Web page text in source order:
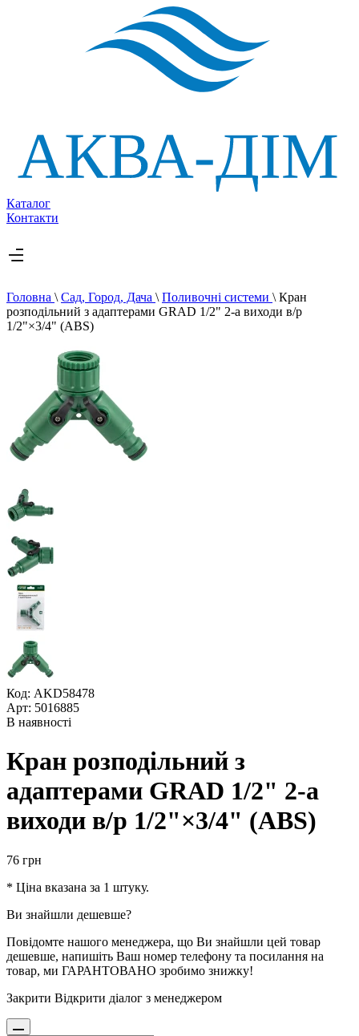
Каталог
Контакти
Головна \ Сад, Город, Дача \ Поливочні системи \ Кран
розподільний з адаптерами GRAD 1/2" 2-а виходи в/р
1/2"×3/4" (ABS)
Код: AKD58478
Арт: 5016885
В наявності
Кран розподільний з
адаптерами GRAD 1/2" 2-а
виходи в/р 1/2"×3/4" (ABS)
76 грн
* Ціна вказана за 1 штуку.
Ви знайшли дешевше?
Повідомте нашого менеджера, що Ви знайшли цей товар
дешевше, напишіть Ваш номер телефону та посилання на
товар, ми ГАРАНТОВАНО зробимо знижку!
Закрити Відкрити діалог з менеджером